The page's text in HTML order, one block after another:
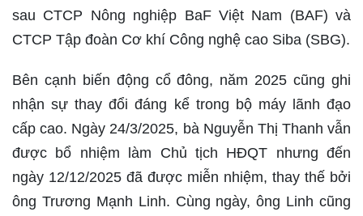
sau CTCP Nông nghiệp BaF Việt Nam (BAF) và
CTCP Tập đoàn Cơ khí Công nghệ cao Siba (SBG).
Bên cạnh biến động cổ đông, năm 2025 cũng ghi
nhận sự thay đổi đáng kể trong bộ máy lãnh đạo
cấp cao. Ngày 24/3/2025, bà Nguyễn Thị Thanh vẫn
được bổ nhiệm làm Chủ tịch HĐQT nhưng đến
ngày 12/12/2025 đã được miễn nhiệm, thay thế bởi
ông Trương Mạnh Linh. Cùng ngày, ông Linh cũng